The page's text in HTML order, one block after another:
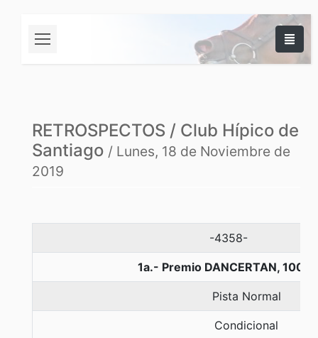
RETROSPECTOS / Club Hípico de
Santiago / Lunes, 18 de Noviembre de
2019
-4358-
1a.- Premio DANCERTAN, 1000
Pista Normal
Condicional